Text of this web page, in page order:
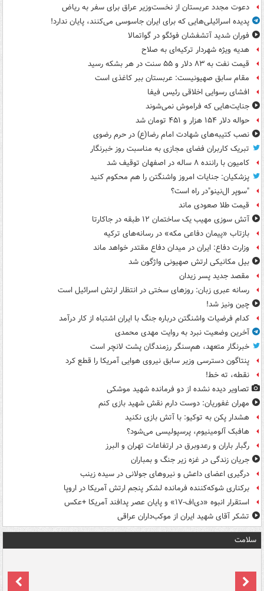
دعوت مجدد عربستان از نخست‌وزیر عراق برای سفر به ریاض
پدیده اسرائیلی‌هایی که برای ایران جاسوسی می‌کنند، پایان ندارد!
فوران شدید آتشفشان فوئگو در گواتمالا
هدیه ویژه شهردار ترکیه‌ای به صلاح
قیمت نفت به ۸۳ دلار و ۵۵ سنت در هر بشکه رسید
مقام سابق صهیونیست: عربستان ببر کاغذی است
افشای رسوایی اخلاقی رئیس فیفا
جنایت‌هایی که فراموش نمی‌شوند
حواله دلار ۱۵۴ هزار و ۴۵۱ تومان شد
نصب کتیبه‌های شهادت امام رضا(ع) در حرم رضوی
تبریک کاربران فضای مجازی به مناسبت روز خبرنگار
کامیون با راننده ۸ ساله در اصفهان توقیف شد
پزشکیان: جنایات امروز واشنگتن را هم محکوم کنید
"سوپر ال‌نینو"در راه است؟
قیمت طلا صعودی ماند
آتش سوزی مهیب یک ساختمان ۱۲ طبقه در جاکارتا
بازتاب «پیمان دفاعی مکه» در رسانه‌های ترکیه
وزارت دفاع: ایران در میدان دفاع مقتدر خواهد ماند
بیل مکانیکی ارتش صهیونی واژگون شد
مقصد جدید پسر زیدان
رسانه عبری زبان: روزهای سختی در انتظار ارتش اسرائیل است
چین ونیز شد!
کدام فرضیات واشنگتن درباره جنگ با ایران اشتباه از کار درآمد
آخرین وضعیت نبرد به روایت مهدی محمدی
خبرنگار متعهد، هم‌سنگر رزمندگان پشت لانچر است
پنتاگون دسترسی وزیر سابق نیروی هوایی آمریکا را قطع کرد
نقطه، ته خط!
تصاویر دیده‌ نشده از دو فرمانده شهید موشکی
مهران غفوریان: دوست دارم نقش شهید بازی کنم
هشدار پکن به توکیو: با آتش بازی نکنید
هافبک آلومینیوم، پرسپولیسی می‌شود؟
رگبار باران و رعدوبرق در ارتفاعات تهران و البرز
جریان زندگی در غزه زیر جنگ و بمباران
درگیری اعضای داعش و نیروهای جولانی در سیده زینب
برکناری شوکه‌کننده فرمانده لشکر پنجم ارتش آمریکا در اروپا
استقرار انبوه «دی‌اف‑۱۷» و پایان عصر پدافند آمریکا +عکس
تشکر آقای شهید ایران از موکب‌داران عراقی
سلامت